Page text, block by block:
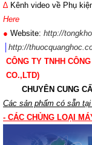
∆ Kênh video về Phụ
Here
● Website: http://
http://
CÔNG TY TNHH
CO.,LTD)
CHUYÊN CUNG
Các sản phẩm có sẵn
- CÁC CHỦNG LOẠI